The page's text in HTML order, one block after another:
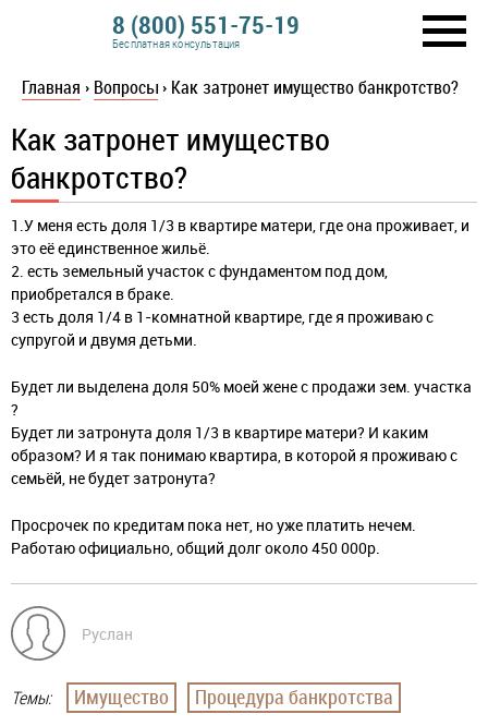
8 (800) 551-75-19
Бесплатная консультация
Главная › Вопросы › Как затронет имущество банкротство?
Как затронет имущество
банкротство?
1.У меня есть доля 1/3 в квартире матери, где она проживает, и
это её единственное жильё.
2. есть земельный участок с фундаментом под дом,
приобретался в браке.
3 есть доля 1/4 в 1-комнатной квартире, где я проживаю с
супругой и двумя детьми.
Будет ли выделена доля 50% моей жене с продажи зем. участка
?
Будет ли затронута доля 1/3 в квартире матери? И каким
образом? И я так понимаю квартира, в которой я проживаю с
семьёй, не будет затронута?
Просрочек по кредитам пока нет, но уже платить нечем.
Работаю официально, общий долг около 450 000р.
Руслан
Темы: Имущество Процедура банкротства